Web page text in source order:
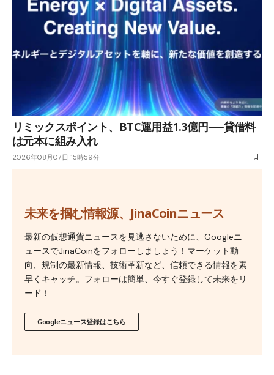
リミックスポイント、BTC運用益1.3億円──貸借料
は元本に組み入れ
2026年08月07日 15時59分
未来を掴む情報源、JinaCoinニュース
最新の仮想通貨ニュースを見逃さないために、Googleニ
ュースでJinaCoinをフォローしましょう！マーケット動
向、規制の最新情報、技術革新など、信頼できる情報を素
早くキャッチ。フォローは簡単、今すぐ登録して未来をリ
ード！
Googleニュース登録はこちら